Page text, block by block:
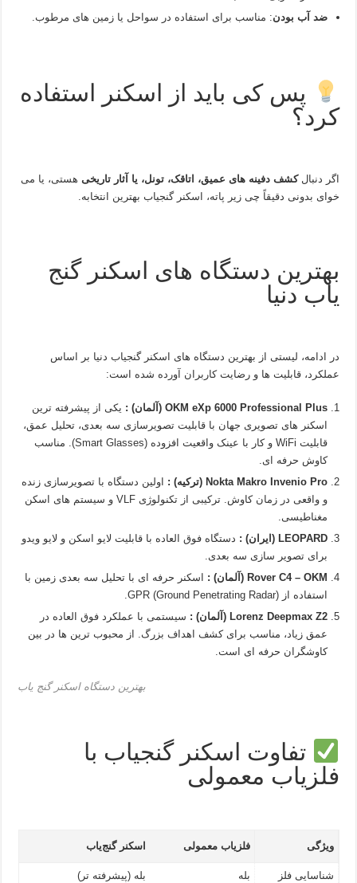
ضد آب بودن: مناسب برای استفاده در سواحل یا زمین‌ های مرطوب.
پس کی باید از اسکنر استفاده
کرد؟
اگر دنبالکشف دفینه‌ های عمیق، اتاقک، تونل، یا آثار تاریخی هستی، یا می‌
خوای بدونی دقیقاً چی زیر پاته، اسکنر گنجیاب بهترین انتخابه.
بهترین دستگاه‌ های اسکنر گنج‌
یاب دنیا
در ادامه، لیستی از بهترین دستگاه‌ های اسکنر گنجیاب دنیا بر اساس
عملکرد، قابلیت‌ ها و رضایت کاربران آورده شده است:
OKM eXp 6000 Professional Plus (آلمان) :
یکی از پیشرفته‌ ترین
اسکنر های تصویری جهان با قابلیت تصویرسازی سه‌ بعدی، تحلیل عمق،
قابلیت WiFi و کار با عینک واقعیت افزوده (Smart Glasses). مناسب
کاوش‌ حرفه‌ ای.
Nokta Makro Invenio Pro (ترکیه) :
اولین دستگاه با تصویرسازی زنده
و واقعی در زمان کاوش. ترکیبی از تکنولوژی VLF و سیستم‌ های اسکن
مغناطیسی.
LEOPARD (ایران) :
دستگاه فوق‌ العاده با قابلیت لایو اسکن و لایو ویدو
برای تصویر سازی سه بعدی.
Rover C4 – OKM (آلمان) :
اسکنر حرفه‌ ای با تحلیل سه‌ بعدی زمین با
استفاده از GPR (Ground Penetrating Radar).
Lorenz Deepmax Z2 (آلمان) :
سیستمی با عملکرد فوق‌ العاده در
عمق زیاد، مناسب برای کشف اهداف بزرگ. از محبوب‌ ترین‌ ها در بین
کاوشگران حرفه‌ ای است.
بهترین دستگاه اسکنر گنج یاب
تفاوت اسکنر گنجیاب با
فلزیاب معمولی
ویژگی فلزیاب معمولی اسکنر گنج‌یاب
شناسایی فلز بله بله (پیشرفته‌ تر)